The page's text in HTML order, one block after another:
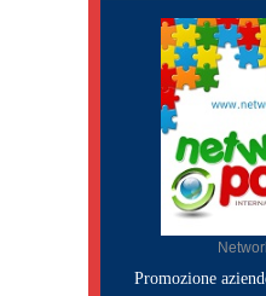
Promozione